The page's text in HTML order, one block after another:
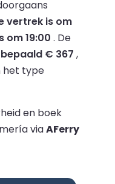
vertrek is om
om 19:00 . De
€ 367 ,
het type
en boek
viaAFerry